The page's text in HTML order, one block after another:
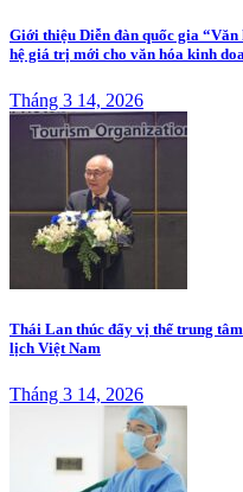
Giới thiệu Diễn đàn quốc gia
hệ giá trị mới cho văn hóa kinh
Tháng 3 14, 2026
Thái Lan thúc đẩy vị thế trung
lịch Việt Nam
Tháng 3 14, 2026